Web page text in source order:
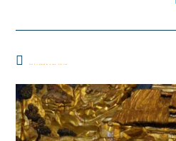
Você também pode gostar